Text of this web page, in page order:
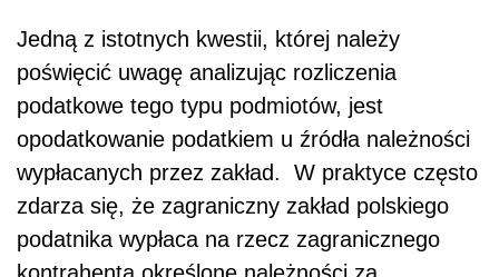
Jedną z istotnych kwestii, której należy
poświęcić uwagę analizując rozliczenia
podatkowe tego typu podmiotów, jest
opodatkowanie podatkiem u źródła należności
wypłacanych przez zakład. W praktyce często
zdarza się, że zagraniczny zakład polskiego
podatnika wypłaca na rzecz zagranicznego
kontrahenta określone należności za